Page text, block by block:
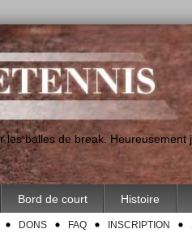
les balles de break.
Bord de court Histoire
DONS FAQ INSCRIPTION